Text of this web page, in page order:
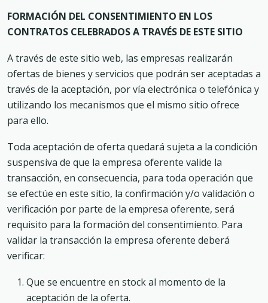
FORMACIÓN DEL CONSENTIMIENTO EN LOS
CONTRATOS CELEBRADOS A TRAVÉS DE ESTE SITIO
A través de este sitio web, las empresas realizarán
ofertas de bienes y servicios que podrán ser aceptadas a
través de la aceptación, por vía electrónica o telefónica y
utilizando los mecanismos que el mismo sitio ofrece
para ello.
Toda aceptación de oferta quedará sujeta a la condición
suspensiva de que la empresa oferente valide la
transacción, en consecuencia, para toda operación que
se efectúe en este sitio, la confirmación y/o validación o
verificación por parte de la empresa oferente, será
requisito para la formación del consentimiento. Para
validar la transacción la empresa oferente deberá
verificar:
Que se encuentre en stock al momento de la
aceptación de la oferta.